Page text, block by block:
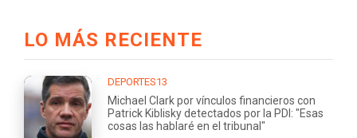
LO MÁS RECIENTE
DEPORTES13
Michael Clark por vínculos financieros con
Patrick Kiblisky detectados por la PDI: "Esas
cosas las hablaré en el tribunal"